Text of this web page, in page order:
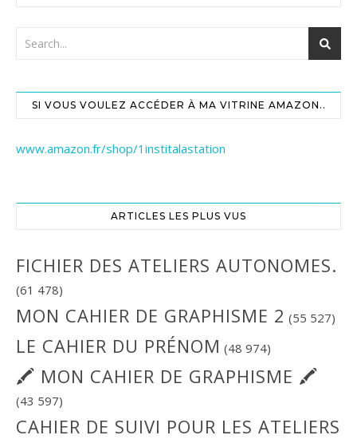
SI VOUS VOULEZ ACCÉDER À MA VITRINE AMAZON..
www.amazon.fr/shop/1institalastation
ARTICLES LES PLUS VUS
FICHIER DES ATELIERS AUTONOMES.
(61 478)
MON CAHIER DE GRAPHISME 2 (55 527)
LE CAHIER DU PRÉNOM (48 974)
🖍 MON CAHIER DE GRAPHISME 🖍
(43 597)
CAHIER DE SUIVI POUR LES ATELIERS